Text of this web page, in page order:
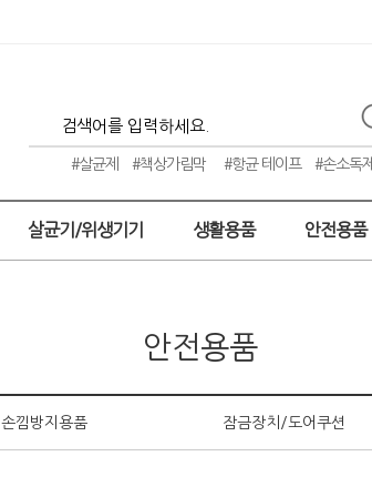
#살균제 #책상가림막 #항균 테이프 #손소독제
살균기/위생기기 생활용품 안전용품
안전용품
손낌방지용품 잠금장치/도어쿠션